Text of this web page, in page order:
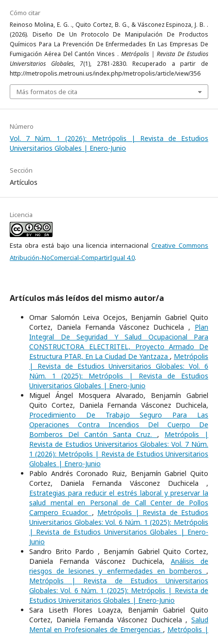
Cómo citar
Reinoso Molina, E. G. ., Quito Cortez, B. G., & Vásconez Espinoza, J. B. .
(2026). Diseño De Un Protocolo De Manipulación De Productos
Químicos Para La Prevención De Enfermedades En Las Empresas De
Fumigación Aérea Del Cantón Vinces . Metrópolis | Revista De Estudios
Universitarios Globales, 7(1), 2781-2830. Recuperado a partir de
http://metropolis.metrouni.us/index.php/metropolis/article/view/356
Más formatos de cita
Número
Vol. 7 Núm. 1 (2026): Metrópolis | Revista de Estudios
Universitarios Globales | Enero-Junio
Sección
Artículos
Licencia
Esta obra está bajo una licencia internacionalCreative Commons
Atribución-NoComercial-CompartirIgual 4.0.
Artículos más leídos del mismo autor/a
Omar Salomón Leiva Ocejos, Benjamín Gabriel Quito
Cortez, Daniela Fernanda Vásconez Duchicela , Plan
Integral De Seguridad Y Salud Ocupacional Para
CONSTRUCTORA ELECTRITEL, Proyecto Armado De
Estructura PTAR, En La Ciudad De Yantzaza , Metrópolis
| Revista de Estudios Universitarios Globales: Vol. 6
Núm. 1 (2025): Metrópolis | Revista de Estudios
Universitarios Globales | Enero-Junio
Miguel Ángel Mosquera Alvarado, Benjamín Gabriel
Quito Cortez, Daniela Fernanda Vásconez Duchicela,
Procedimiento De Trabajo Seguro Para Las
Operaciones Contra Incendios Del Cuerpo De
Bomberos Del Cantón Santa Cruz. , Metrópolis |
Revista de Estudios Universitarios Globales: Vol. 7 Núm.
1 (2026): Metrópolis | Revista de Estudios Universitarios
Globales | Enero-Junio
Pablo Andrés Coronado Ruiz, Benjamín Gabriel Quito
Cortez, Daniela Fernanda Vásconez Duchicela ,
Estrategias para reducir el estrés laboral y preservar la
salud mental en Personal de Call Center de Pollos
Campero Ecuador. , Metrópolis | Revista de Estudios
Universitarios Globales: Vol. 6 Núm. 1 (2025): Metrópolis
| Revista de Estudios Universitarios Globales | Enero-
Junio
Sandro Brito Pardo , Benjamín Gabriel Quito Cortez,
Daniela Fernanda Vásconez Duchicela, Análisis de
riesgos de lesiones y enfermedades en bomberos ,
Metrópolis | Revista de Estudios Universitarios
Globales: Vol. 6 Núm. 1 (2025): Metrópolis | Revista de
Estudios Universitarios Globales | Enero-Junio
Sara Liseth Flores Loayza, Benjamín Gabriel Quito
Cortez, Daniela Fernanda Vásconez Duchicela , Salud
Mental en Profesionales de Emergencias , Metrópolis |